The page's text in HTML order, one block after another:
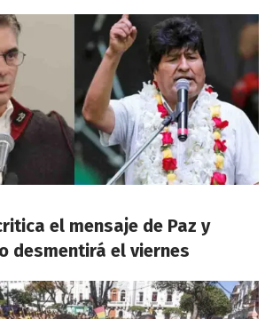
el mensaje de Paz y
desmentirá el viernes